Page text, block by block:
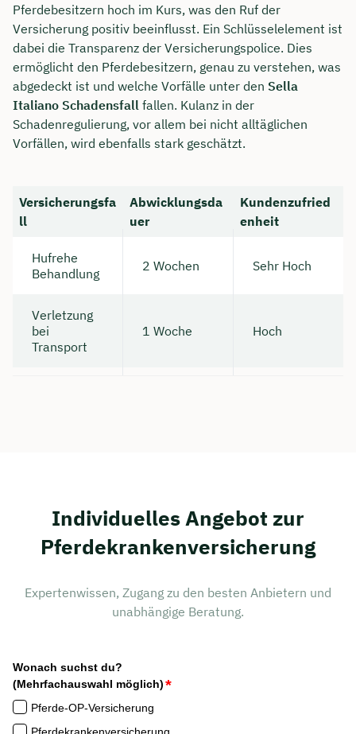
Pferdebesitzern hoch im Kurs, was den Ruf der
Versicherung positiv beeinflusst. Ein Schlüsselelement ist
dabei die Transparenz der Versicherungspolice. Dies
ermöglicht den Pferdebesitzern, genau zu verstehen, was
abgedeckt ist und welche Vorfälle unter den Sella
Italiano Schadensfall fallen. Kulanz in der
Schadenregulierung, vor allem bei nicht alltäglichen
Vorfällen, wird ebenfalls stark geschätzt.
Versicherungsfa
ll
Abwicklungsda
uer
Kundenzufried
enheit
Hufrehe
Behandlung
2 Wochen Sehr Hoch
Verletzung
bei
Transport
1 Woche Hoch
Individuelles Angebot zur
Pferdekrankenversicherung
Expertenwissen, Zugang zu den besten Anbietern und
unabhängige Beratung.